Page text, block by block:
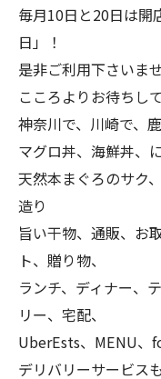
毎月10日と20日は開
日」！
是非ご利用下さいませ
こころよりお待ちし
神奈川で、川崎で、
マグロ丼、海鮮丼、
天然本まぐろのサク
造り
旨い干物、通販、お
ト、贈り物、
ランチ、ディナー、
リー、宅配、
UberEsts、MENU、
デリバリーサービス